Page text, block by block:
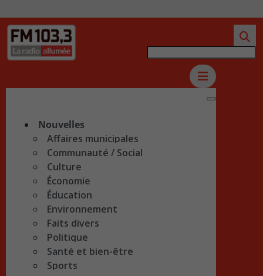
Nouvelles
Affaires municipales
Communauté / Social
Culture
Économie
Éducation
Environnement
Faits divers
Politique
Santé et bien-être
Sports